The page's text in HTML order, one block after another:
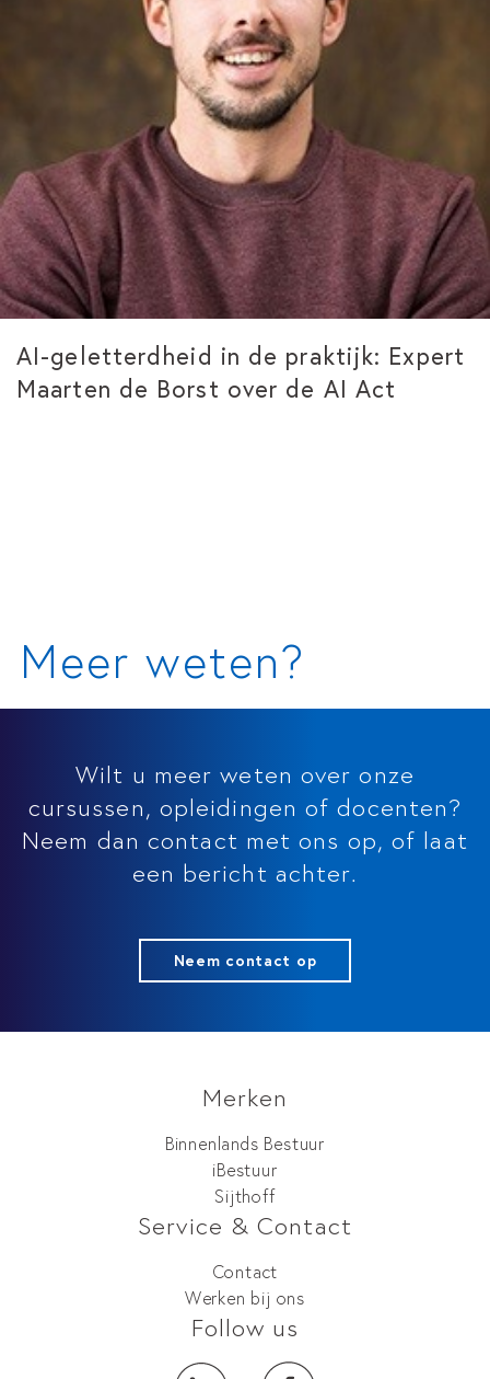
AI-geletterdheid in de praktijk: Expert
Maarten de Borst over de AI Act
Meer weten?
Wilt u meer weten over onze
cursussen, opleidingen of docenten?
Neem dan contact met ons op, of laat
een bericht achter.
Neem contact op
Merken
Binnenlands Bestuur
iBestuur
Sijthoff
Service & Contact
Contact
Werken bij ons
Follow us